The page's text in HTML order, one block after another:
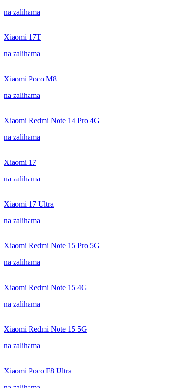
na zalihama
Xiaomi 17T
na zalihama
Xiaomi Poco M8
na zalihama
Xiaomi Redmi Note 14 Pro 4G
na zalihama
Xiaomi 17
na zalihama
Xiaomi 17 Ultra
na zalihama
Xiaomi Redmi Note 15 Pro 5G
na zalihama
Xiaomi Redmi Note 15 4G
na zalihama
Xiaomi Redmi Note 15 5G
na zalihama
Xiaomi Poco F8 Ultra